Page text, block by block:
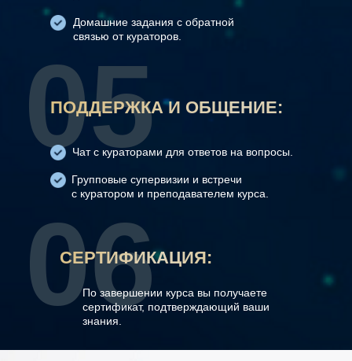
Домашние задания с обратной
связью от кураторов.
05
06
ПОДДЕРЖКА И ОБЩЕНИЕ:
СЕРТИФИКАЦИЯ:
Групповые супервизии и встречи
с куратором и преподавателем курса.
По завершении курса вы получаете
сертификат, подтверждающий ваши
знания.
Чат с кураторами для ответов на вопросы.